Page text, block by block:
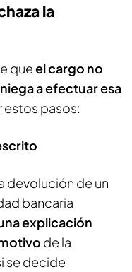
la
queel cargo no
a efectuar esa
estos pasos:
devolución de un
bancaria
explicación
de la
se decide